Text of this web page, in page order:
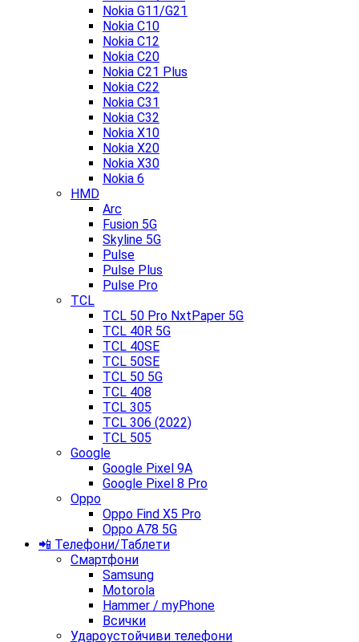
Nokia G11/G21
Nokia C10
Nokia C12
Nokia C20
Nokia C21 Plus
Nokia C22
Nokia C31
Nokia C32
Nokia X10
Nokia X20
Nokia X30
Nokia 6
HMD
Arc
Fusion 5G
Skyline 5G
Pulse
Pulse Plus
Pulse Pro
TCL
TCL 50 Pro NxtPaper 5G
TCL 40R 5G
TCL 40SE
TCL 50SE
TCL 50 5G
TCL 408
TCL 305
TCL 306 (2022)
TCL 505
Google
Google Pixel 9A
Google Pixel 8 Pro
Oppo
Oppo Find X5 Pro
Oppo A78 5G
📲 Телефони/Таблети
Смартфони
Samsung
Motorola
Hammer / myPhone
Всички
Удароустойчиви телефони